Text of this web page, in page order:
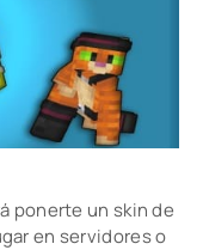
ponerte un skin de
en servidores o